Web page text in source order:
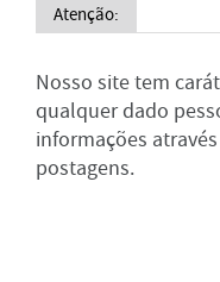
Atenção:
Nosso site tem
qualquer dado
informações
postagens.